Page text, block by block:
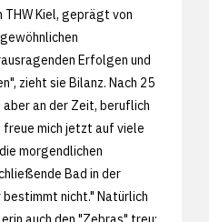
Kiel, geprägt von
Erfolgen und
zieht sie Bilanz. Nach 25
aber an der Zeit, beruflich
mich jetzt auf viele
morgendlichen
Bad in der
nicht." Natürlich